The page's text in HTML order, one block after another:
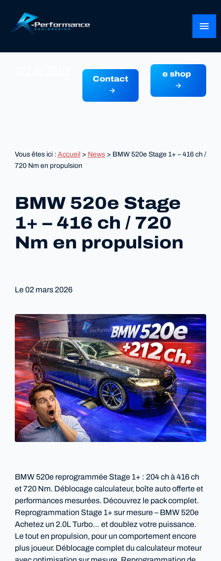
menu
Contact
e shop
Vous êtes ici : Accueil> News> BMW 520e Stage 1+ – 416 ch /
720 Nm en propulsion
BMW 520e Stage
1+ – 416 ch / 720
Nm en propulsion
Le02 mars 2026
BMW 520e reprogrammée Stage 1+ : 204 ch à 416 ch
et 720 Nm. Déblocage calculateur, boîte auto offerte et
performances mesurées. Découvrez le pack complet.
Reprogrammation Stage 1+ sur mesure – BMW 520e
Achetez un 2.0L Turbo… et doublez votre puissance.
Le tout en propulsion, pour un comportement encore
plus joueur. Déblocage complet du calculateur moteur